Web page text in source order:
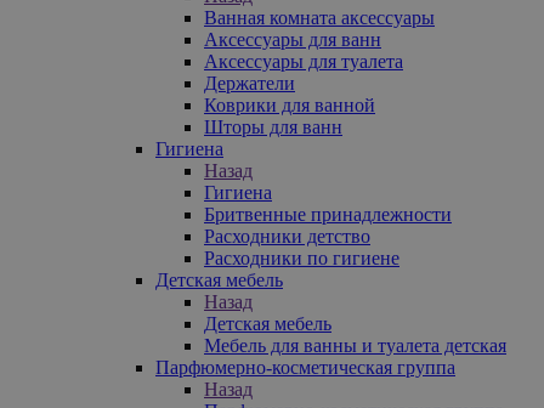
Ванная комната аксессуары
Аксессуары для ванн
Аксессуары для туалета
Держатели
Коврики для ванной
Шторы для ванн
Гигиена
Назад
Гигиена
Бритвенные принадлежности
Расходники детство
Расходники по гигиене
Детская мебель
Назад
Детская мебель
Мебель для ванны и туалета детская
Парфюмерно-косметическая группа
Назад